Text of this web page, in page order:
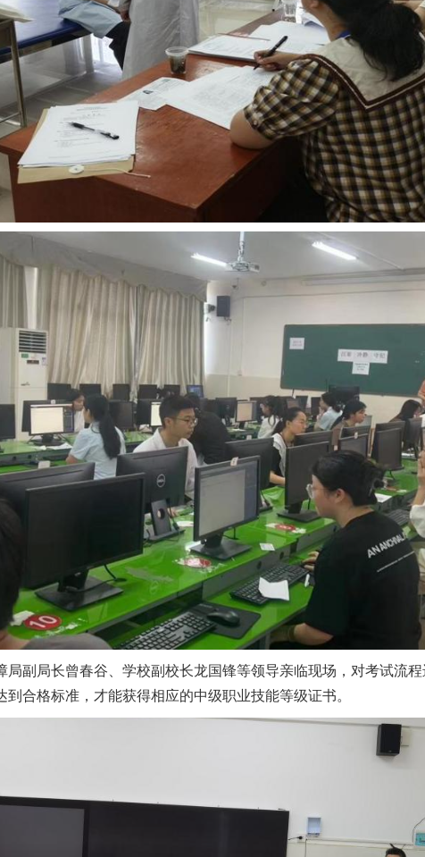
副局长曾春谷、学校副校长龙国锋等领导亲临现场，对考试流
合格标准，才能获得相应的中级职业技能等级证书。